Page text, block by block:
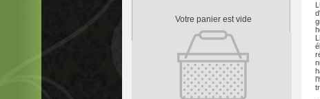
Votre panier est vide